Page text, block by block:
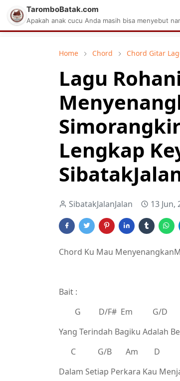
Matius Celcius Sinaga
Home Chord Chord Gitar
Lagu
Lengkap
SibatakJalanJalan 13 Jun,
Chord Ku Mau
Bait :
G D/F# Em G/D
Yang Terindah Bagiku Adalah
C G/B Am D
Dalam Setiap Perkara Kau
TaromboBatak.com
Apakah anak cucu Anda masih bisa menyebut